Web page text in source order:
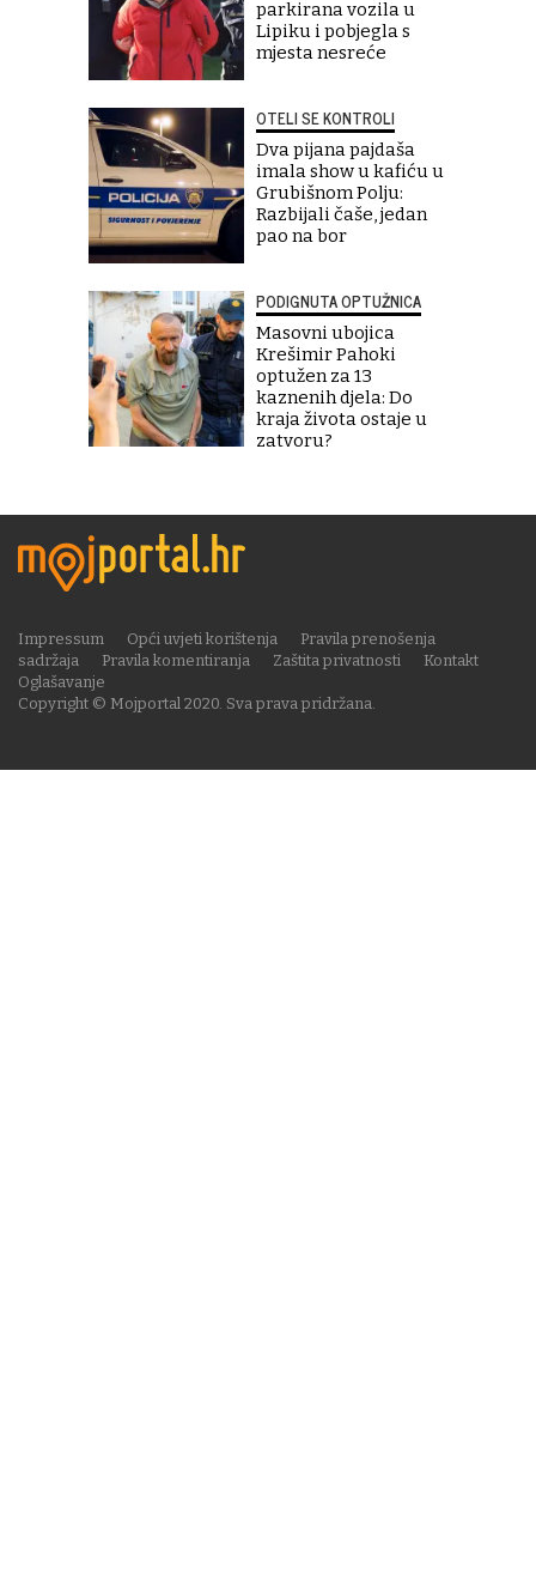
parkirana vozila u
Lipiku i pobjegla s
mjesta nesreće
OTELI SE KONTROLI
Dva pijana pajdaša
imala show u kafiću u
Grubišnom Polju:
Razbijali čaše, jedan
pao na bor
PODIGNUTA OPTUŽNICA
Masovni ubojica
Krešimir Pahoki
optužen za 13
kaznenih djela: Do
kraja života ostaje u
zatvoru?
Copyright © Mojportal 2020. Sva prava pridržana.
Impressum Opći uvjeti korištenja
Pravila prenošenja
sadržaja
Pravila komentiranja Zaštita privatnosti
Kontakt
Oglašavanje